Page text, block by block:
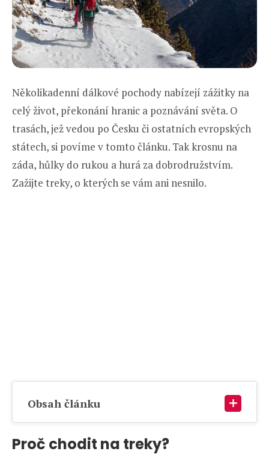
Několikadenní dálkové pochody nabízejí zážitky na
celý život, překonání hranic a poznávání světa. O
trasách, jež vedou po Česku či ostatních evropských
státech, si povíme v tomto článku. Tak krosnu na
záda, hůlky do rukou a hurá za dobrodružstvím.
Zažijte treky, o kterých se vám ani nesnilo.
Obsah článku
Proč chodit na treky?